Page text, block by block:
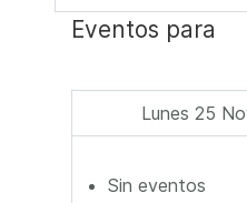
Eventos para
Lunes 25
Sin eventos